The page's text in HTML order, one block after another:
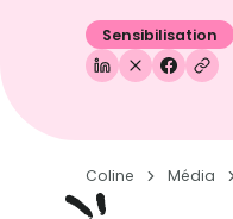
Sensibilisation
Coline Média